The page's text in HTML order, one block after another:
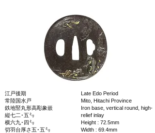
江戸後期
常陸国水戸
鉄地竪丸形高彫象嵌
縦七二･五㍉
横六九･四㍉
切羽台厚さ五･五㍉
Late Edo Period
Mito, Hitachi Province
Iron base, vertical round, high-
relief inlay
Height : 72.5mm
Width : 69.4mm